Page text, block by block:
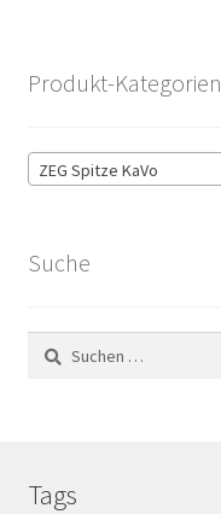
Produkt-Kategorien
ZEG Spitze KaVo
Suche
Suchen
nach:
Tags